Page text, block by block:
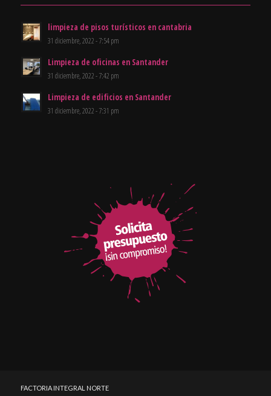
limpieza de pisos turísticos en cantabria
31 diciembre, 2022 - 7:54 pm
Limpieza de oficinas en Santander
31 diciembre, 2022 - 7:42 pm
Limpieza de edificios en Santander
31 diciembre, 2022 - 7:31 pm
FACTORIA INTEGRAL NORTE